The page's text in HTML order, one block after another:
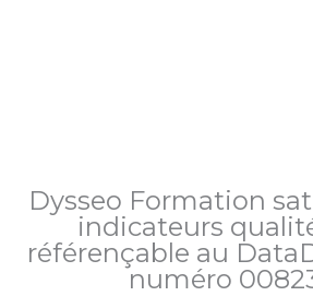
Dysseo Formation
indicateurs
référençable au
numéro